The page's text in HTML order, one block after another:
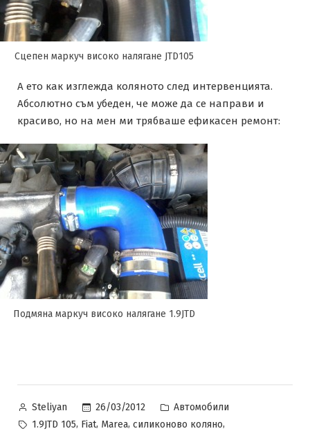
Сцепен маркуч високо налягане JTD105
А ето как изглежда коляното след интервенцията.
Абсолютно съм убеден, че може да се направи и
красиво, но на мен ми трябваше ефикасен ремонт:
Подмяна маркуч високо налягане 1.9JTD
Posted
by
Steliyan 26/03/2012
Posted
in
Автомобили
Tags:
1.9JTD 105, Fiat, Marea, силиконово коляно,